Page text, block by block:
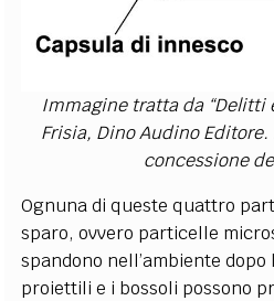
Immagine tratta da “Delitti
Frisia, Dino Audino
concessione
Ognuna di queste quattro
sparo, ovvero particelle
spandono nell’ambiente dopo
proiettili e i bossoli possono